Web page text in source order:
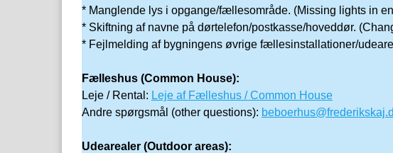
* Manglende lys i opgange/fællesområde. (Missing lights in
* Skiftning af navne på dørtelefon/postkasse/hoveddør.
* Fejlmelding af bygningens øvrige fællesinstallationer/
Fælleshus (Common House):
Leje / Rental: Leje af Fælleshus / Common House
Andre spørgsmål (other questions):
Udearealer (Outdoor areas):